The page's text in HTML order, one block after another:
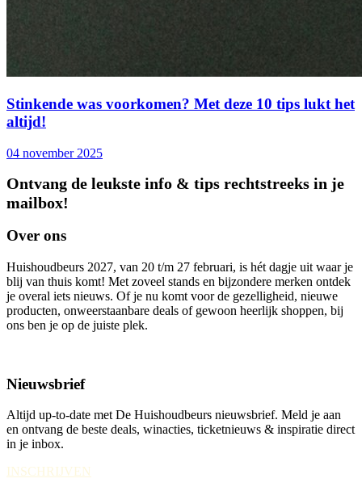
Stinkende was voorkomen? Met deze 10 tips lukt het
altijd!
04 november 2025
Ontvang de leukste info & tips rechtstreeks in je
mailbox!
Over ons
Huishoudbeurs 2027, van 20 t/m 27 februari, is hét dagje uit waar je
blij van thuis komt! Met zoveel stands en bijzondere merken ontdek
je overal iets nieuws. Of je nu komt voor de gezelligheid, nieuwe
producten, onweerstaanbare deals of gewoon heerlijk shoppen, bij
ons ben je op de juiste plek.
Nieuwsbrief
Altijd up-to-date met De Huishoudbeurs nieuwsbrief. Meld je aan
en ontvang de beste deals, winacties, ticketnieuws & inspiratie direct
in je inbox.
INSCHRIJVEN